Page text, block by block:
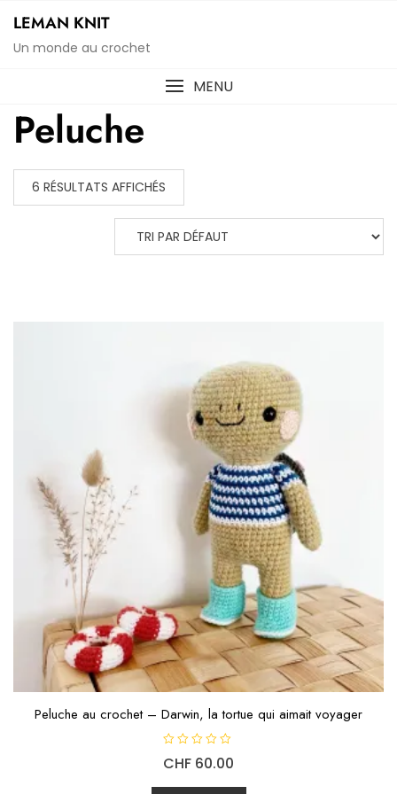
content
LEMAN KNIT
Un monde au crochet
MENU
Peluche
6 RÉSULTATS AFFICHÉS
Peluche au crochet – Darwin, la tortue qui aimait voyager
o
e
CHF 60.00